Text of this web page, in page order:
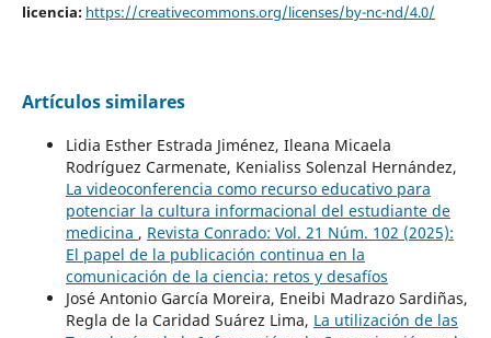
licencia: https://creativecommons.org/licenses/by-nc-nd/4.0/
Artículos similares
Lidia Esther Estrada Jiménez, Ileana Micaela
Rodríguez Carmenate, Kenialiss Solenzal Hernández,
La videoconferencia como recurso educativo para
potenciar la cultura informacional del estudiante de
medicina , Revista Conrado: Vol. 21 Núm. 102 (2025):
El papel de la publicación continua en la
comunicación de la ciencia: retos y desafíos
José Antonio García Moreira, Eneibi Madrazo Sardiñas,
Regla de la Caridad Suárez Lima, La utilización de las